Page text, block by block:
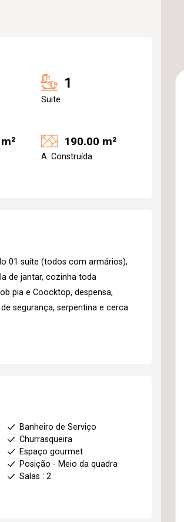
1
Suite
190.00 m²
A. Construída
01 suíte (todos com armários),
de jantar, cozinha toda
pia e Coocktop, despensa,
segurança, serpentina e cerca
Banheiro de Serviço
Churrasqueira
Espaço gourmet
Posição - Meio da quadra
Salas : 2